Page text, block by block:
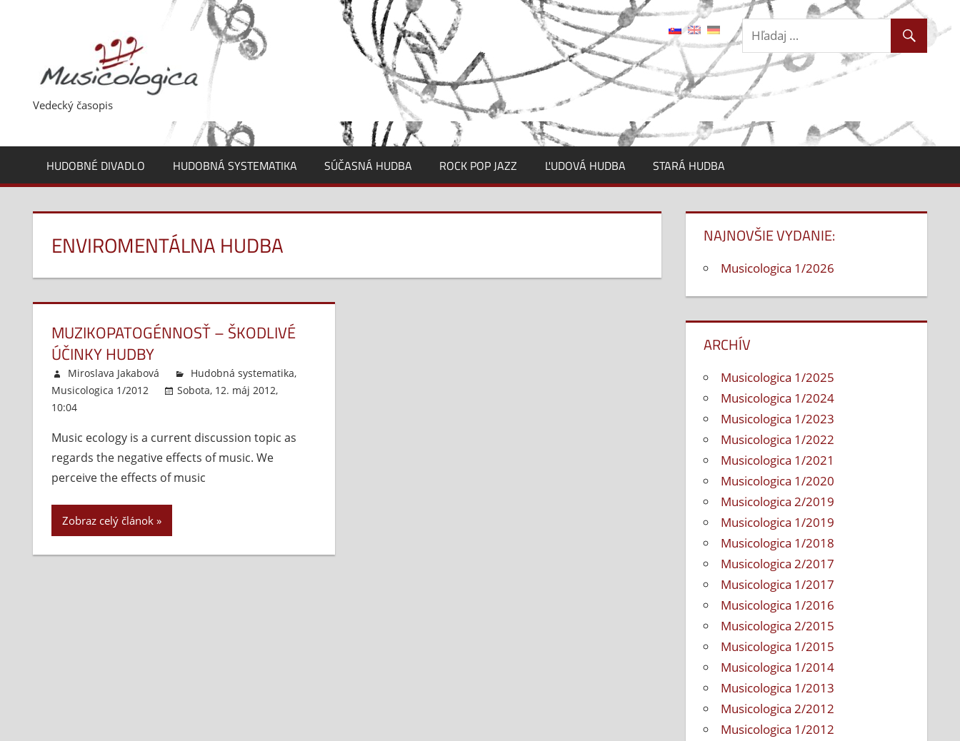
Vedecký časopis
HUDOBNÉ DIVADLO HUDOBNÁ SYSTEMATIKA SÚČASNÁ HUDBA ROCK POP JAZZ ĽUDOVÁ HUDBA STARÁ HUDBA
ENVIROMENTÁLNA HUDBA
MUZIKOPATOGÉNNOSŤ – ŠKODLIVÉ
ÚČINKY HUDBY
Miroslava Jakabová Hudobná systematika,
Musicologica 1/2012
Sobota, 12. máj 2012,
10:04
–
škodlivé
účinky
Music ecology is a current discussion topic as
regards the negative effects of music. We
perceive the effects of music
Zobraz celý článok
NAJNOVŠIE VYDANIE:
Musicologica 1/2026
ARCHÍV
Musicologica 1/2025
Musicologica 1/2024
Musicologica 1/2023
Musicologica 1/2022
Musicologica 1/2021
Musicologica 1/2020
Musicologica 2/2019
Musicologica 1/2019
Musicologica 1/2018
Musicologica 2/2017
Musicologica 1/2017
Musicologica 1/2016
Musicologica 2/2015
Musicologica 1/2015
Musicologica 1/2014
Musicologica 1/2013
Musicologica 2/2012
Musicologica 1/2012